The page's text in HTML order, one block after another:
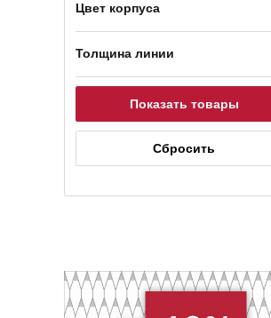
Цвет корпуса
Толщина линии